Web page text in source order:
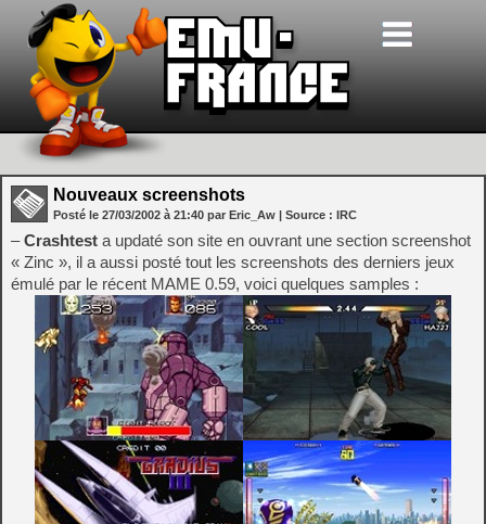
Nouveaux screenshots
Posté le 27/03/2002 à 21:40 par Eric_Aw | Source : IRC
–Crashtest a updaté son site en ouvrant une section screenshot
« Zinc », il a aussi posté tout les screenshots des derniers jeux
émulé par le récent MAME 0.59, voici quelques samples :